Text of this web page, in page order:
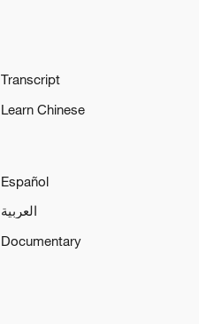
Transcript
Learn Chinese
Español
العربية
Documentary